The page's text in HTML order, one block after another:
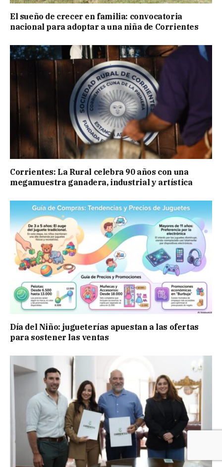
El sueño de crecer en familia: convocatoria
nacional para adoptar a una niña de Corrientes
Corrientes: La Rural celebra 90 años con una
megamuestra ganadera, industrial y artística
Día del Niño: jugueterías apuestan a las ofertas
para sostener las ventas